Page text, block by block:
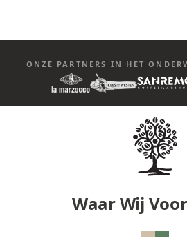
ONZE PARTNERS IN HET
Waar Wij